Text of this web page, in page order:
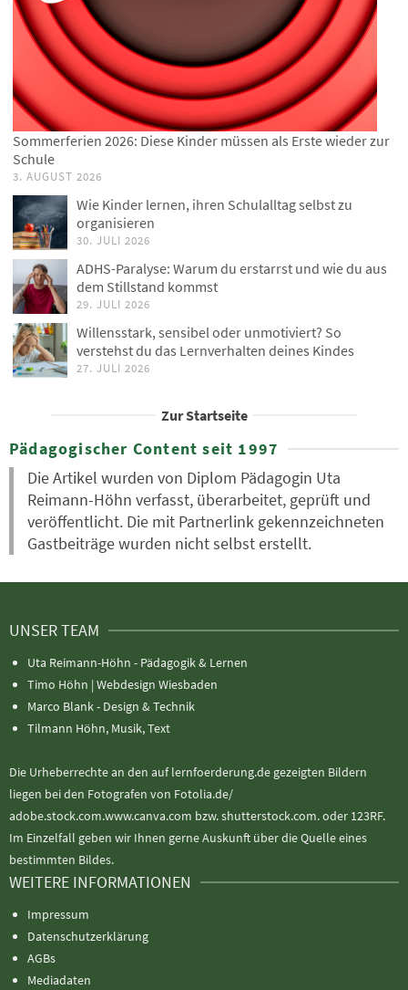
Sommerferien 2026: Diese Kinder müssen als Erste wieder zur
Schule
3. AUGUST 2026
Wie Kinder lernen, ihren Schulalltag selbst zu
organisieren
30. JULI 2026
ADHS-Paralyse: Warum du erstarrst und wie du aus
dem Stillstand kommst
29. JULI 2026
Willensstark, sensibel oder unmotiviert? So
verstehst du das Lernverhalten deines Kindes
27. JULI 2026
Zur Startseite
Pädagogischer Content seit 1997
Die Artikel wurden von Diplom Pädagogin Uta
Reimann-Höhn verfasst, überarbeitet, geprüft und
veröffentlicht. Die mit Partnerlink gekennzeichneten
Gastbeiträge wurden nicht selbst erstellt.
UNSER TEAM
Uta Reimann-Höhn - Pädagogik & Lernen
Timo Höhn | Webdesign Wiesbaden
Marco Blank - Design & Technik
Tilmann Höhn, Musik, Text
Die Urheberrechte an den auf lernfoerderung.de gezeigten Bildern
liegen bei den Fotografen von Fotolia.de/
adobe.stock.com.www.canva.com bzw. shutterstock.com. oder 123RF.
Im Einzelfall geben wir Ihnen gerne Auskunft über die Quelle eines
bestimmten Bildes.
WEITERE INFORMATIONEN
Impressum
Datenschutzerklärung
AGBs
Mediadaten